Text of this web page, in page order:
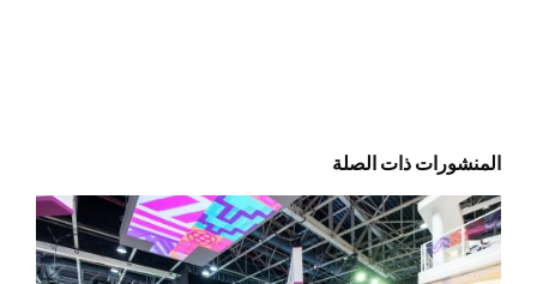
المنشورات ذات الصلة